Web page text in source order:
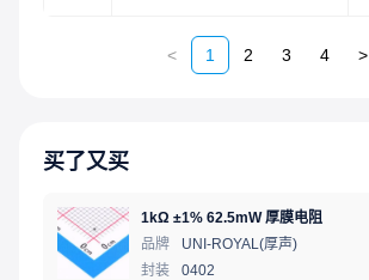
< 1 2 3 4 >
买了又买
1kΩ ±1% 62.5mW 厚膜电阻
品牌
UNI-ROYAL(厚声)
封装
0402